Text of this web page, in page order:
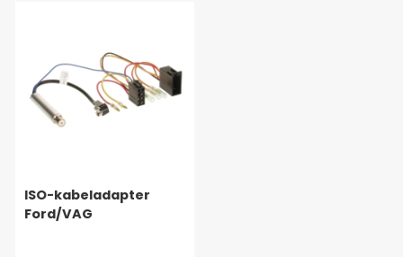
ISO-kabeladapter
Ford/VAG